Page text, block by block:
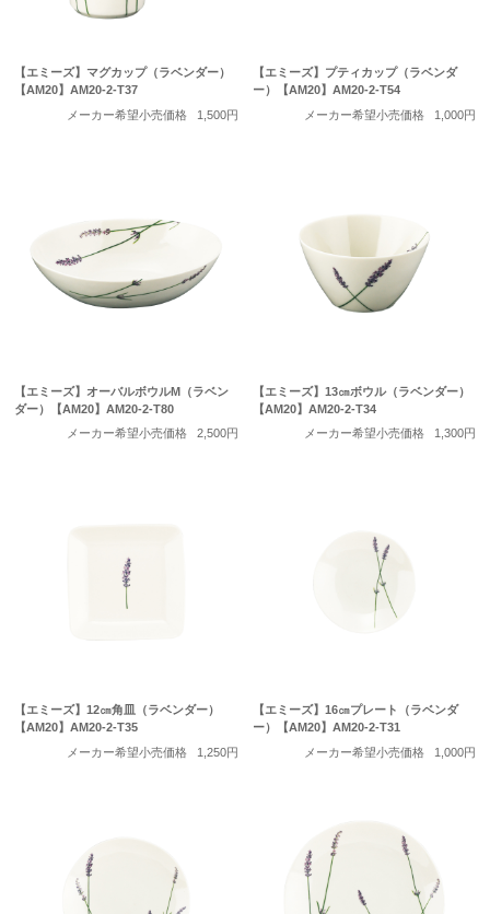
【エミーズ】マグカップ（ラベンダー）
【AM20】AM20-2-T37
メーカー希望小売価格
1,500円
【エミーズ】プティカップ（ラベンダ
ー）【AM20】AM20-2-T54
メーカー希望小売価格
1,000円
【エミーズ】オーバルボウルM（ラベン
ダー）【AM20】AM20-2-T80
メーカー希望小売価格
2,500円
【エミーズ】13㎝ボウル（ラベンダー）
【AM20】AM20-2-T34
メーカー希望小売価格
1,300円
【エミーズ】12㎝角皿（ラベンダー）
【AM20】AM20-2-T35
メーカー希望小売価格
1,250円
【エミーズ】16㎝プレート（ラベンダ
ー）【AM20】AM20-2-T31
メーカー希望小売価格
1,000円